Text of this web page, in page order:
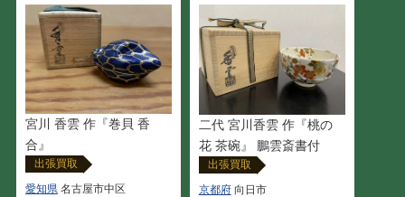
小原 治五右衛門 豊場 惺也
川北 良造 黒井 一楽
玉置 保夫 大谷 司朗
船木 研児 勝城 蒼鳳
宮川 香雲 作『巻貝 香
合』
出張買取
愛知県名古屋市中区
二代 宮川香雲 作『桃の
花 茶碗』 鵬雲斎書付
出張買取
京都府向日市